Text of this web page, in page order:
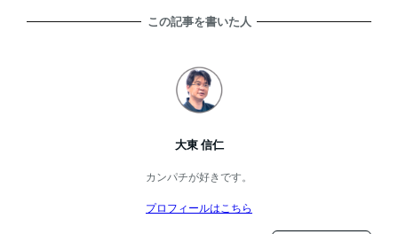
この記事を書いた人
大東 信仁
カンパチが好きです。
プロフィールはこちら